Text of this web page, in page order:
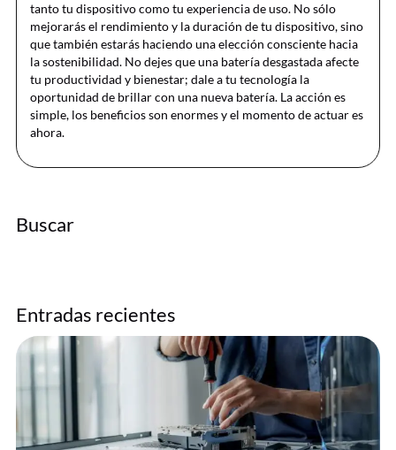
tanto tu dispositivo como tu experiencia de uso. No sólo
mejorarás el rendimiento y la duración de tu dispositivo, sino
que también estarás haciendo una elección consciente hacia
la sostenibilidad. No dejes que una batería desgastada afecte
tu productividad y bienestar; dale a tu tecnología la
oportunidad de brillar con una nueva batería. La acción es
simple, los beneficios son enormes y el momento de actuar es
ahora.
Buscar
Entradas recientes